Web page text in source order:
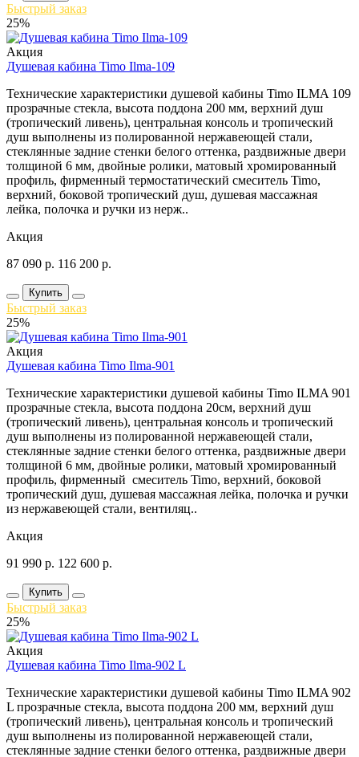
Быстрый заказ
25%
Акция
Душевая кабина Timo Ilma-109
Технические характеристики душевой кабины Timo ILMA 109
прозрачные стекла, высота поддона 200 мм, верхний душ
(тропический ливень), центральная консоль и тропический
душ выполнены из полированной нержавеющей стали,
стеклянные задние стенки белого оттенка, раздвижные двери
толщиной 6 мм, двойные ролики, матовый хромированный
профиль, фирменный термостатический смеситель Timo,
верхний, боковой тропический душ, душевая массажная
лейка, полочка и ручки из нерж..
Акция
87 090 р. 116 200 р.
Купить
Быстрый заказ
25%
Акция
Душевая кабина Timo Ilma-901
Технические характеристики душевой кабины Timo ILMA 901
прозрачные стекла, высота поддона 20см, верхний душ
(тропический ливень), центральная консоль и тропический
душ выполнены из полированной нержавеющей стали,
стеклянные задние стенки белого оттенка, раздвижные двери
толщиной 6 мм, двойные ролики, матовый хромированный
профиль, фирменный смеситель Timo, верхний, боковой
тропический душ, душевая массажная лейка, полочка и ручки
из нержавеющей стали, вентиляц..
Акция
91 990 р. 122 600 р.
Купить
Быстрый заказ
25%
Акция
Душевая кабина Timo Ilma-902 L
Технические характеристики душевой кабины Timo ILMA 902
L прозрачные стекла, высота поддона 200 мм, верхний душ
(тропический ливень), центральная консоль и тропический
душ выполнены из полированной нержавеющей стали,
стеклянные задние стенки белого оттенка, раздвижные двери